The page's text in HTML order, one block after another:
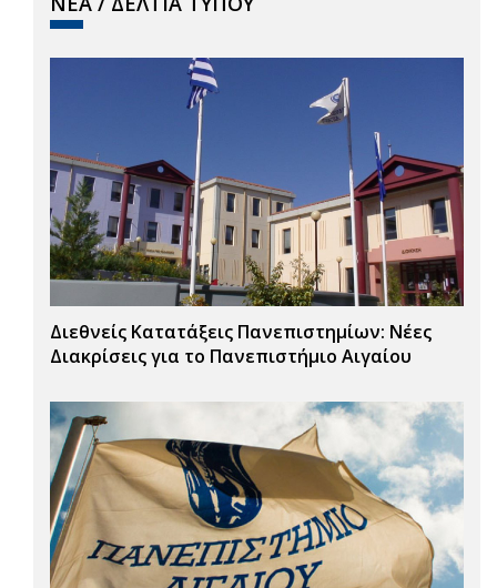
Διεθνείς Κατατάξεις Πανεπιστημίων: Νέες
Διακρίσεις για το Πανεπιστήμιο Αιγαίου